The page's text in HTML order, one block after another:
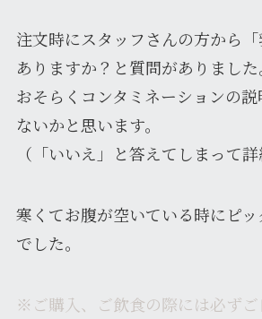
注文時にスタッフさんの方から
ありますか？と質問がありました
おそらくコンタミネーションの
ないかと思います。
（「いいえ」と答えてしまって詳
寒くてお腹が空いている時にピ
でした。
※ご購入、ご飲食の際には必ずご